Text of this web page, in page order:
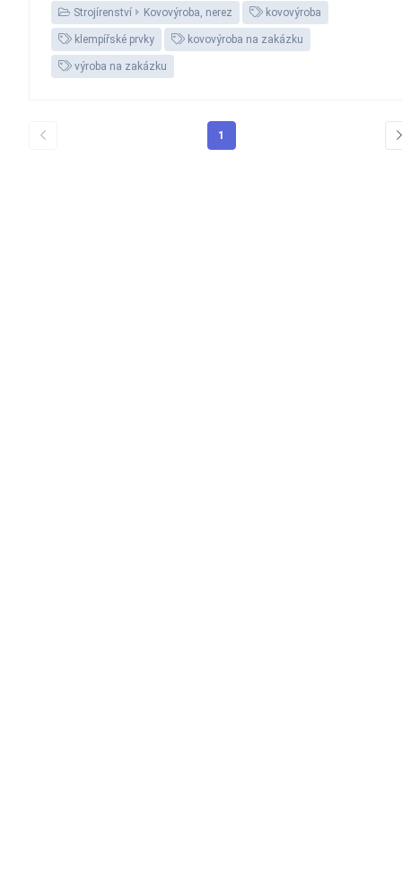
Strojírenství Kovovýroba, nerez kovovýroba
klempířské prvky kovovýroba na zakázku
výroba na zakázku
1